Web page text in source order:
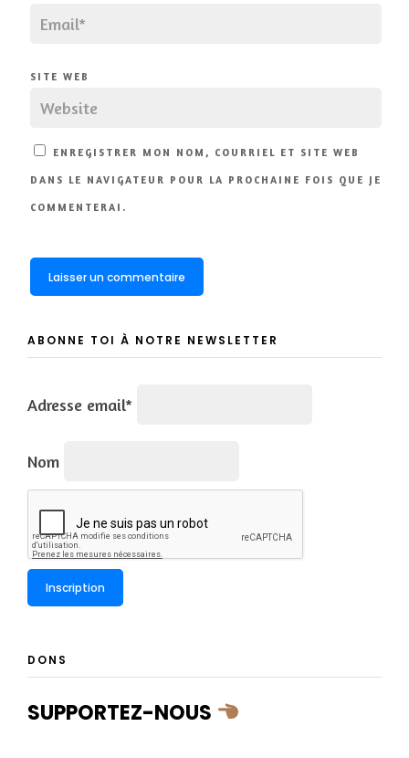
SITE WEB
ENREGISTRER MON NOM, COURRIEL ET SITE WEB
DANS LE NAVIGATEUR POUR LA PROCHAINE FOIS QUE JE
COMMENTERAI.
ABONNE TOI À NOTRE NEWSLETTER
Adresse email*
Nom
DONS
SUPPORTEZ-NOUS